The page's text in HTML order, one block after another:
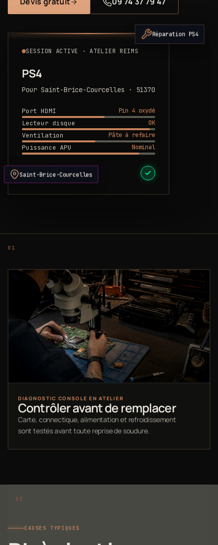
SESSION ACTIVE · ATELIER REIMS
PS4
Pour Saint-Brice-Courcelles · 51370
Port HDMI
Pin 4 oxydé
Lecteur disque
OK
Ventilation
Pâte à refaire
Puissance APU
Nominal
DEVIS PRÊT
Réparation PS4
Saint-Brice-Courcelles
DIAGNOSTIC CONSOLE EN ATELIER
Contrôler avant de remplacer
Carte, connectique, alimentation et refroidissement
sont testés avant toute reprise de soudure.
CAUSES TYPIQUES